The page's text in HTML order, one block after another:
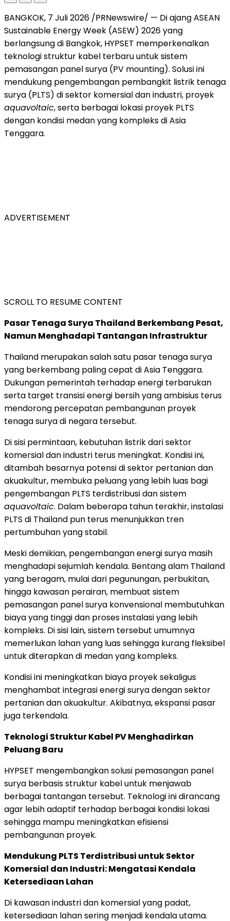
BANGKOK, 7 Juli 2026 /PRNewswire/ — Di ajang ASEAN
Sustainable Energy Week (ASEW) 2026 yang
berlangsung di Bangkok, HYPSET memperkenalkan
teknologi struktur kabel terbaru untuk sistem
pemasangan panel surya (PV mounting). Solusi ini
mendukung pengembangan pembangkit listrik tenaga
surya (PLTS) di sektor komersial dan industri, proyek
aquavoltaic, serta berbagai lokasi proyek PLTS
dengan kondisi medan yang kompleks di Asia
Tenggara.
ADVERTISEMENT
SCROLL TO RESUME CONTENT
Pasar Tenaga Surya Thailand Berkembang Pesat,
Namun Menghadapi Tantangan Infrastruktur
Thailand merupakan salah satu pasar tenaga surya
yang berkembang paling cepat di Asia Tenggara.
Dukungan pemerintah terhadap energi terbarukan
serta target transisi energi bersih yang ambisius terus
mendorong percepatan pembangunan proyek
tenaga surya di negara tersebut.
Di sisi permintaan, kebutuhan listrik dari sektor
komersial dan industri terus meningkat. Kondisi ini,
ditambah besarnya potensi di sektor pertanian dan
akuakultur, membuka peluang yang lebih luas bagi
pengembangan PLTS terdistribusi dan sistem
aquavoltaic. Dalam beberapa tahun terakhir, instalasi
PLTS di Thailand pun terus menunjukkan tren
pertumbuhan yang stabil.
Meski demikian, pengembangan energi surya masih
menghadapi sejumlah kendala. Bentang alam Thailand
yang beragam, mulai dari pegunungan, perbukitan,
hingga kawasan perairan, membuat sistem
pemasangan panel surya konvensional membutuhkan
biaya yang tinggi dan proses instalasi yang lebih
kompleks. Di sisi lain, sistem tersebut umumnya
memerlukan lahan yang luas sehingga kurang fleksibel
untuk diterapkan di medan yang kompleks.
Kondisi ini meningkatkan biaya proyek sekaligus
menghambat integrasi energi surya dengan sektor
pertanian dan akuakultur. Akibatnya, ekspansi pasar
juga terkendala.
Teknologi Struktur Kabel PV Menghadirkan
Peluang Baru
HYPSET mengembangkan solusi pemasangan panel
surya berbasis struktur kabel untuk menjawab
berbagai tantangan tersebut. Teknologi ini dirancang
agar lebih adaptif terhadap berbagai kondisi lokasi
sehingga mampu meningkatkan efisiensi
pembangunan proyek.
Mendukung PLTS Terdistribusi untuk Sektor
Komersial dan Industri: Mengatasi Kendala
Ketersediaan Lahan
Di kawasan industri dan komersial yang padat,
ketersediaan lahan sering menjadi kendala utama.